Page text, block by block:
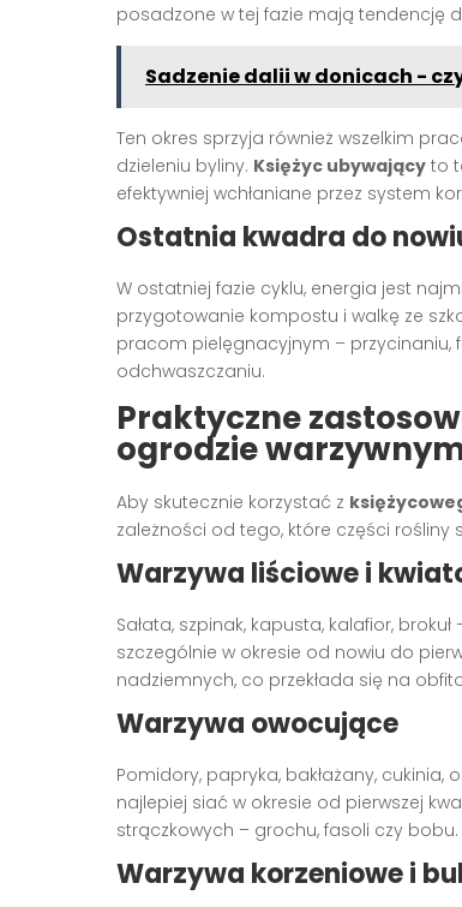
posadzone w tej fazie mają tendencję
Sadzenie dalii w donicach -
Ten okres sprzyja również wszelkim
dzieleniu byliny. Księżyc ubywający to
efektywniej wchłaniane przez system
Ostatnia kwadra do
W ostatniej fazie cyklu, energia jest
przygotowanie kompostu i walkę ze
pracom pielęgnacyjnym – przycinaniu,
odchwaszczaniu.
Praktyczne
ogrodzie
Aby skutecznie korzystać z
zależności od tego, które części rośliny
Warzywa liściowe i
Sałata, szpinak, kapusta, kalafior,
szczególnie w okresie od nowiu do
nadziemnych, co przekłada się na
Warzywa owocujące
Pomidory, papryka, bakłażany,
najlepiej siać w okresie od pierwszej
strączkowych – grochu, fasoli czy bobu.
Warzywa korzeniowe i